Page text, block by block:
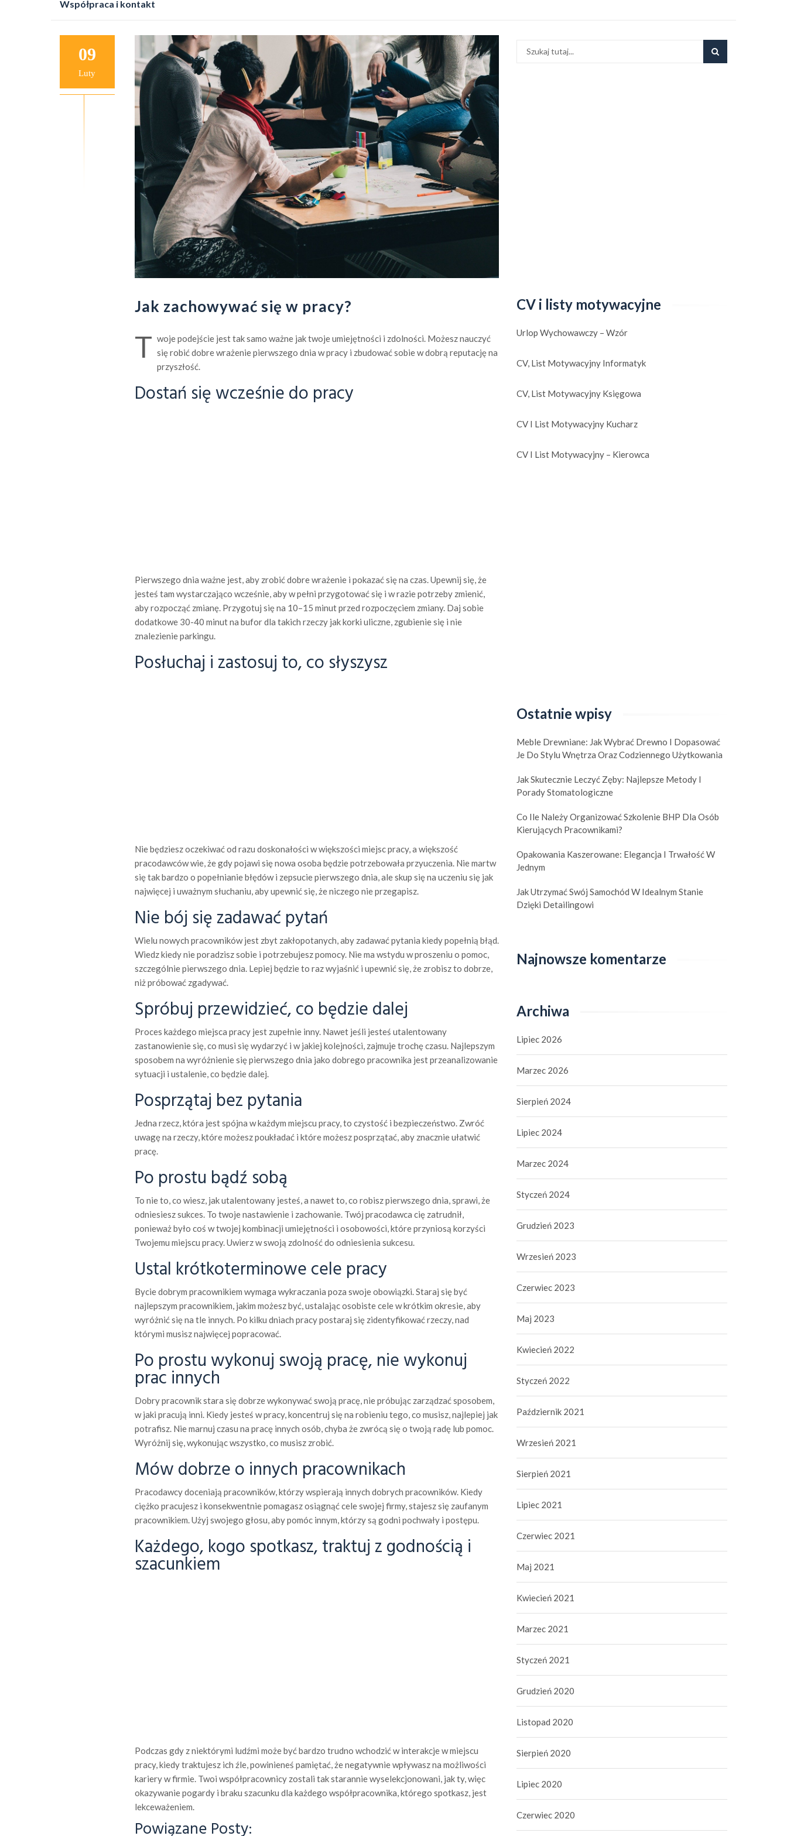
Współpraca i kontakt
09
Luty
Jak zachowywać się w pracy?
T woje podejście jest tak samo ważne jak twoje umiejętności i zdolności. Możesz nauczyć
się robić dobre wrażenie pierwszego dnia w pracy i zbudować sobie w dobrą reputację na
przyszłość.
Dostań się wcześnie do pracy
Pierwszego dnia ważne jest, aby zrobić dobre wrażenie i pokazać się na czas. Upewnij się, że
jesteś tam wystarczająco wcześnie, aby w pełni przygotować się i w razie potrzeby zmienić,
aby rozpocząć zmianę. Przygotuj się na 10–15 minut przed rozpoczęciem zmiany. Daj sobie
dodatkowe 30-40 minut na bufor dla takich rzeczy jak korki uliczne, zgubienie się i nie
znalezienie parkingu.
Posłuchaj i zastosuj to, co słyszysz
Nie będziesz oczekiwać od razu doskonałości w większości miejsc pracy, a większość
pracodawców wie, że gdy pojawi się nowa osoba będzie potrzebowała przyuczenia. Nie martw
się tak bardzo o popełnianie błędów i zepsucie pierwszego dnia, ale skup się na uczeniu się jak
najwięcej i uważnym słuchaniu, aby upewnić się, że niczego nie przegapisz.
Nie bój się zadawać pytań
Wielu nowych pracowników jest zbyt zakłopotanych, aby zadawać pytania kiedy popełnią błąd.
Wiedz kiedy nie poradzisz sobie i potrzebujesz pomocy. Nie ma wstydu w proszeniu o pomoc,
szczególnie pierwszego dnia. Lepiej będzie to raz wyjaśnić i upewnić się, że zrobisz to dobrze,
niż próbować zgadywać.
Spróbuj przewidzieć, co będzie dalej
Proces każdego miejsca pracy jest zupełnie inny. Nawet jeśli jesteś utalentowany
zastanowienie się, co musi się wydarzyć i w jakiej kolejności, zajmuje trochę czasu. Najlepszym
sposobem na wyróżnienie się pierwszego dnia jako dobrego pracownika jest przeanalizowanie
sytuacji i ustalenie, co będzie dalej.
Posprzątaj bez pytania
Jedna rzecz, która jest spójna w każdym miejscu pracy, to czystość i bezpieczeństwo. Zwróć
uwagę na rzeczy, które możesz poukładać i które możesz posprzątać, aby znacznie ułatwić
pracę.
Po prostu bądź sobą
To nie to, co wiesz, jak utalentowany jesteś, a nawet to, co robisz pierwszego dnia, sprawi, że
odniesiesz sukces. To twoje nastawienie i zachowanie. Twój pracodawca cię zatrudnił,
ponieważ było coś w twojej kombinacji umiejętności i osobowości, które przyniosą korzyści
Twojemu miejscu pracy. Uwierz w swoją zdolność do odniesienia sukcesu.
Ustal krótkoterminowe cele pracy
Bycie dobrym pracownikiem wymaga wykraczania poza swoje obowiązki. Staraj się być
najlepszym pracownikiem, jakim możesz być, ustalając osobiste cele w krótkim okresie, aby
wyróżnić się na tle innych. Po kilku dniach pracy postaraj się zidentyfikować rzeczy, nad
którymi musisz najwięcej popracować.
Po prostu wykonuj swoją pracę, nie wykonuj
prac innych
Dobry pracownik stara się dobrze wykonywać swoją pracę, nie próbując zarządzać sposobem,
w jaki pracują inni. Kiedy jesteś w pracy, koncentruj się na robieniu tego, co musisz, najlepiej jak
potrafisz. Nie marnuj czasu na pracę innych osób, chyba że zwrócą się o twoją radę lub pomoc.
Wyróżnij się, wykonując wszystko, co musisz zrobić.
Mów dobrze o innych pracownikach
Pracodawcy doceniają pracowników, którzy wspierają innych dobrych pracowników. Kiedy
ciężko pracujesz i konsekwentnie pomagasz osiągnąć cele swojej firmy, stajesz się zaufanym
pracownikiem. Użyj swojego głosu, aby pomóc innym, którzy są godni pochwały i postępu.
Każdego, kogo spotkasz, traktuj z godnością i
szacunkiem
Podczas gdy z niektórymi ludźmi może być bardzo trudno wchodzić w interakcje w miejscu
pracy, kiedy traktujesz ich źle, powinieneś pamiętać, że negatywnie wpływasz na możliwości
kariery w firmie. Twoi współpracownicy zostali tak starannie wyselekcjonowani, jak ty, więc
okazywanie pogardy i braku szacunku dla każdego współpracownika, którego spotkasz, jest
lekceważeniem.
Powiązane Posty:
CV i listy motywacyjne
Urlop Wychowawczy – Wzór
CV, List Motywacyjny Informatyk
CV, List Motywacyjny Księgowa
CV I List Motywacyjny Kucharz
CV I List Motywacyjny – Kierowca
Ostatnie wpisy
Meble Drewniane: Jak Wybrać Drewno I Dopasować
Je Do Stylu Wnętrza Oraz Codziennego Użytkowania
Jak Skutecznie Leczyć Zęby: Najlepsze Metody I
Porady Stomatologiczne
Co Ile Należy Organizować Szkolenie BHP Dla Osób
Kierujących Pracownikami?
Opakowania Kaszerowane: Elegancja I Trwałość W
Jednym
Jak Utrzymać Swój Samochód W Idealnym Stanie
Dzięki Detailingowi
Najnowsze komentarze
Archiwa
Lipiec 2026
Marzec 2026
Sierpień 2024
Lipiec 2024
Marzec 2024
Styczeń 2024
Grudzień 2023
Wrzesień 2023
Czerwiec 2023
Maj 2023
Kwiecień 2022
Styczeń 2022
Październik 2021
Wrzesień 2021
Sierpień 2021
Lipiec 2021
Czerwiec 2021
Maj 2021
Kwiecień 2021
Marzec 2021
Styczeń 2021
Grudzień 2020
Listopad 2020
Sierpień 2020
Lipiec 2020
Czerwiec 2020